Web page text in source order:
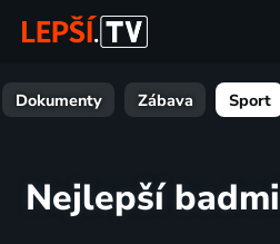
Dokumenty Zábava Sport
Nejlepší